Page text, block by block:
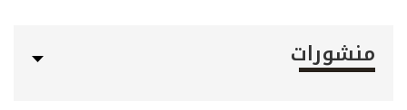
منشورات